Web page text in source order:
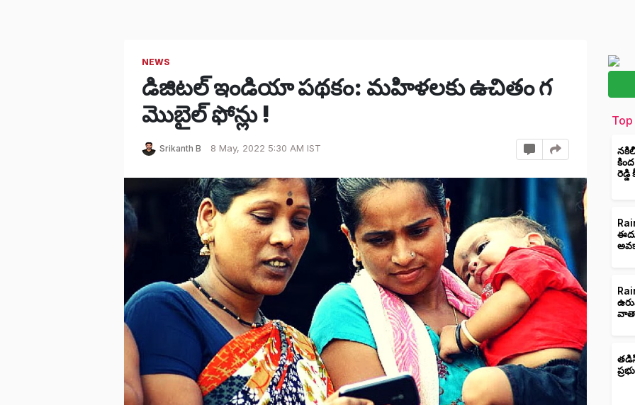
NEWS
డిజిటల్ ఇండియా పథకం: మహిళలకు ఉచితం గ
మొబైల్ ఫోన్లు !
Srikanth B 8 May, 2022 5:30 AM IST
రెడ్డి